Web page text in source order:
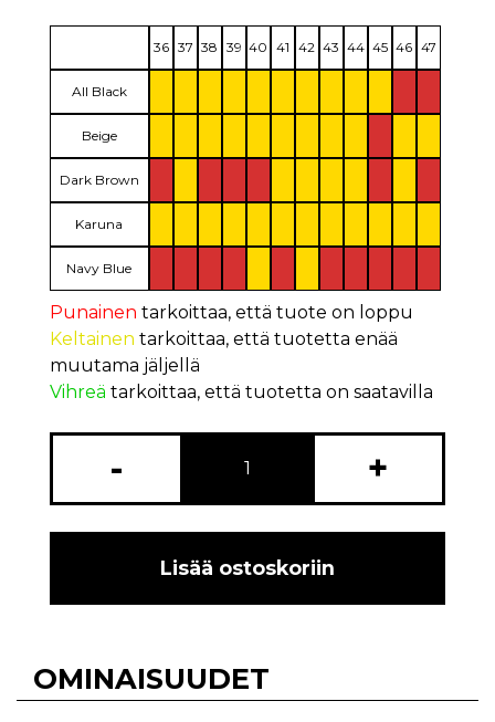
36 37 38 39 40 41 42 43 44 45 46 47
All Black
Beige
Dark Brown
Karuna
Navy Blue
Punainen tarkoittaa, että tuote on loppu
Keltainen tarkoittaa, että tuotetta enää
muutama jäljellä
Vihreä tarkoittaa, että tuotetta on saatavilla
- +
Lisää ostoskoriin
OMINAISUUDET